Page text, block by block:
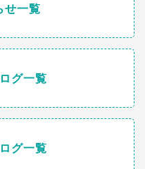
せ一覧
グ一覧
グ一覧